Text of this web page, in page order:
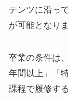
テンツに沿っ
が可能となりま
卒業の条件は
年間以上」「
課程で履修す